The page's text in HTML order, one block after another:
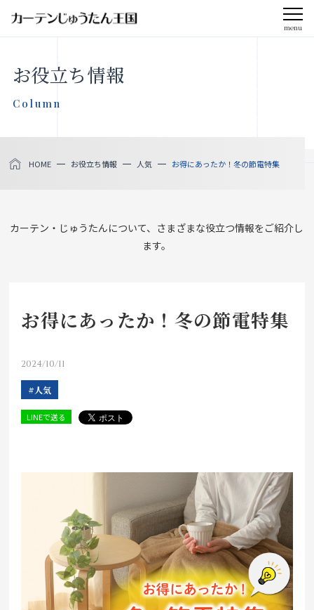
menu
会社案内
お知らせ
店舗をさがす
お客様の声
お問い合わせ
お気に入りリスト
お役立ち情報
Column
HOME お役立ち情報 人気 お得にあったか！冬の節電特集
カーテン・じゅうたんについて、さまざまな役立つ情報をご紹介し
ます。
お得にあったか！冬の節電特集
2024/10/11
#人気
LINEで送る